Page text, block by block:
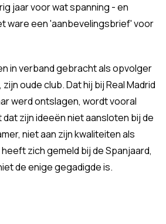
jaar voor wat spanning - en
ware een 'aanbevelingsbrief' voor
in verband gebracht als opvolger
oude club. Dat hij bij Real Madrid
werd ontslagen, wordt vooral
zijn ideeën niet aansloten bij de
niet aan zijn kwaliteiten als
zich gemeld bij de Spanjaard,
de enige gegadigde is.